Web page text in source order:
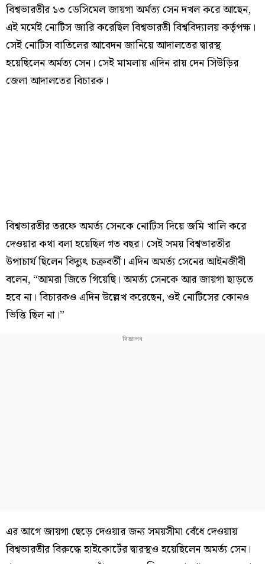
বিশ্বভারতীর ১৩ ডেসিমেল জায়গা অর্মত্য সেন দখল করে আছেন,
এই মর্মেই নোটিস জারি করেছিল বিশ্বভারতী বিশ্ববিদ্যালয় কর্তৃপক্ষ।
সেই নোটিস বাতিলের আবেদন জানিয়ে আদালতের দ্বারস্থ
হয়েছিলেন অর্মত্য সেন। সেই মামলায় এদিন রায় দেন সিউড়ির
জেলা আদালতের বিচারক।
বিশ্বভারতীর তরফে অমর্ত্য সেনকে নোটিস দিয়ে জমি খালি করে
দেওয়ার কথা বলা হয়েছিল গত বছর। সেই সময় বিশ্বভারতীর
উপাচার্য ছিলেন বিদ্যুৎ চক্রবর্তী। এদিন অমর্ত্য সেনের আইনজীবী
বলেন, “আমরা জিতে গিয়েছি। অমর্ত্য সেনকে আর জায়গা ছাড়তে
হবে না। বিচারকও এদিন উল্লেখ করেছেন, ওই নোটিসের কোনও
ভিত্তি ছিল না।”
এর আগে জায়গা ছেড়ে দেওয়ার জন্য সময়সীমা বেঁধে দেওয়ায়
বিশ্বভারতীর বিরুদ্ধে হাইকোর্টের দ্বারস্থও হয়েছিলেন অমর্ত্য সেন।